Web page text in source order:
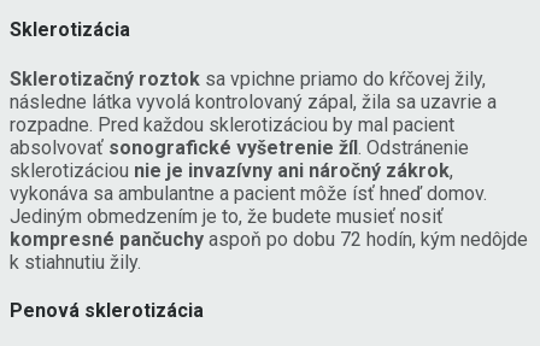
Sklerotizácia
Sklerotizačný roztok sa vpichne priamo do kŕčovej žily,
následne látka vyvolá kontrolovaný zápal, žila sa uzavrie a
rozpadne. Pred každou sklerotizáciou by mal pacient
absolvovať sonografické vyšetrenie žíl . Odstránenie
sklerotizáciou nie je invazívny ani náročný zákrok,
vykonáva sa ambulantne a pacient môže ísť hneď domov.
Jediným obmedzením je to, že budete musieť nosiť
kompresné pančuchy aspoň po dobu 72 hodín, kým nedôjde
k stiahnutiu žily.
Penová sklerotizácia